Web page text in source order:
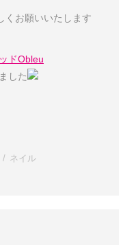
くお願いいたします
ドObleu
した
ネイル